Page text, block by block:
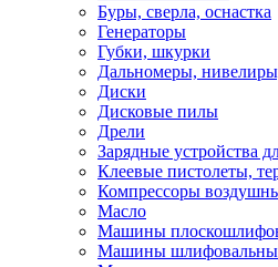
Буры, сверла, оснастка
Генераторы
Губки, шкурки
Дальномеры,
Диски
Дисковые пилы
Дрели
Зарядные устройства
Клеевые пистолеты,
Компрессоры
Масло
Машины
Машины